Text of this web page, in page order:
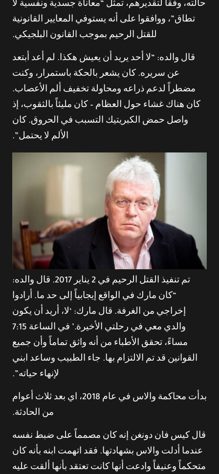
حالته، وفقاً لتقديرهم، تمثل “معاناة جسدية ونفسية لا
تطاق”، ووافقوا على أنه يستوفي المعايير القانونية
للقتل الرحيم بموجب القانون البلجيكي.
قال والده: “لا أحد يريد أن يعيش هكذا. لم أعد أبتعد
عن سريره. كان يشعر بالحكة باستمرار، وكنت
مضطراً لدعم ذراعه ومحاولة تخفيف ألم الأعصاب.
كان هناك غشاء حول العظام – كان مليئاً بالثقوب، إذ
واصل حمض الكبريتيك التسبب في الحروق. كان
الألم لا يحتمل”.
تم تنفيذ القتل الرحيم في 2 يناير 2017. قال والده:
“كان مارك في الواقع إيجابياً إلى حد ما. أرادوا
إخراجي من الغرفة. قال مارك: ‘لا، أريد أن يكون
والدي معي في رحلتي الأخيرة.’ في الساعة 7:15
مساءً، تحقق الأطباء من أنه واثق تماماً وأن جميع
القوانين قد تم الالتزام بها. جاء الطبيب وساعد ابني
لإنهاء حياته”.
بدأت محاكمة والاس في عام 2018، اي بعد ثلاث أعوام
من الحادثة.
قال كيس فان دونغن إنه كان مصمماً على ضبط نفسه
عندما أدلت والاس بشهادتها. فقد اتهمت ابنه بأنه كان
متحكماً وعنيفاً وادعت أنها كانت تعتقد بأنها ألقت عليه